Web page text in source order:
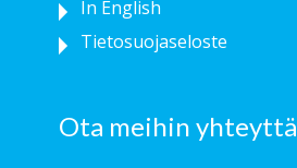
In English
Tietosuojaseloste
Ota meihin yhteyttä